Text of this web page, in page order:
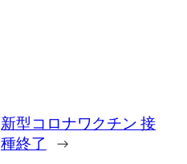
新型コロナワクチン 接
種終了
→